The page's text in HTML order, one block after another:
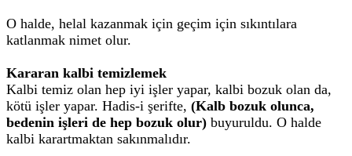
O halde, helal kazanmak için geçim için sıkıntılara
katlanmak nimet olur.
Kararan kalbi temizlemek
Kalbi temiz olan hep iyi işler yapar, kalbi bozuk olan da,
kötü işler yapar. Hadis-i şerifte, (Kalb bozuk olunca,
bedenin işleri de hep bozuk olur) buyuruldu. O halde
kalbi karartmaktan sakınmalıdır.